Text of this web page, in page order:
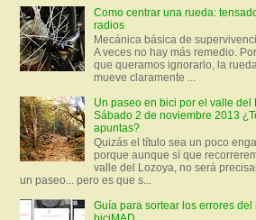
Como centrar una rueda:
radios
Mecánica básica de
A veces no hay más remedio.
que queramos ignorarlo, la
mueve claramente ...
Un paseo en bici por el valle del
Sábado 2 de noviembre 2013
apuntas?
Quizás el título sea un poco
porque aunque sí que
valle del Lozoya, no será
un paseo... pero es que s...
Guía para sortear los errores del